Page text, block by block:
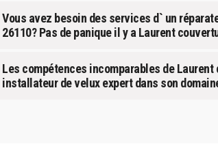
Vous avez besoin des services d` un
26110? Pas de panique il y a Laurent
Les compétences incomparables de
installateur de velux expert dans son